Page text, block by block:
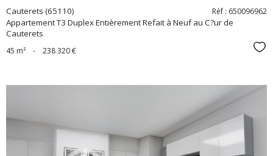
Cauterets (65110)
Appartement T3 Duplex Entièrement Refait à Neuf au C?ur de
Cauterets
Réf : 650096962
45 m² - 238 320 €